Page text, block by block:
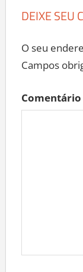
DEIXE SEU
O seu
Campos
Comentário